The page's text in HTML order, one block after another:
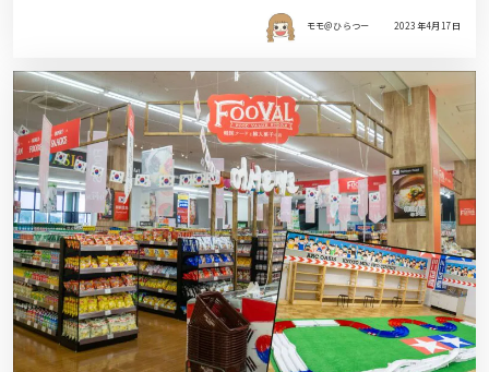
モモ＠ひらつー 2023年4月17日